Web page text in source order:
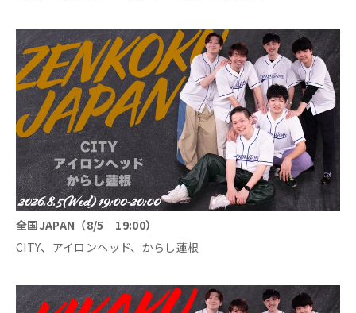
全国JAPAN（8/5 19:00）
CITY、アイロンヘッド、からし蓮根